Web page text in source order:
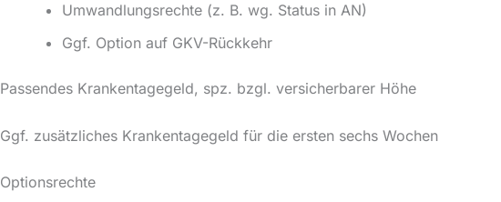
Umwandlungsrechte (z. B. wg. Status in AN)
Ggf. Option auf GKV-Rückkehr
Passendes Krankentagegeld, spz. bzgl. versicherbarer Höhe
Ggf. zusätzliches Krankentagegeld für die ersten sechs Wochen
Optionsrechte